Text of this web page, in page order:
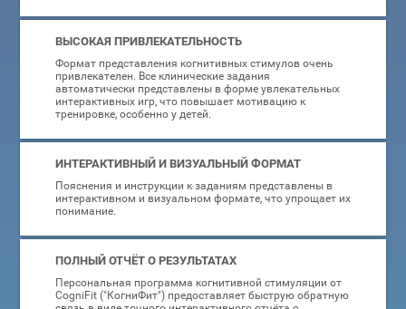
ВЫСОКАЯ ПРИВЛЕКАТЕЛЬНОСТЬ
Формат представления когнитивных стимулов очень
привлекателен. Все клинические задания
автоматически представлены в форме увлекательных
интерактивных игр, что повышает мотивацию к
тренировке, особенно у детей.
ИНТЕРАКТИВНЫЙ И ВИЗУАЛЬНЫЙ ФОРМАТ
Пояснения и инструкции к заданиям представлены в
интерактивном и визуальном формате, что упрощает их
понимание.
ПОЛНЫЙ ОТЧЁТ О РЕЗУЛЬТАТАХ
Персональная программа когнитивной стимуляции от
CogniFit ("КогниФит") предоставляет быструю обратную